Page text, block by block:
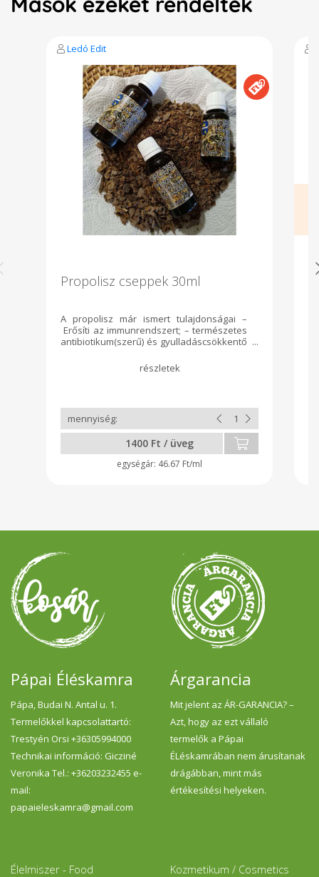
Ledó Edit
Propolisz cseppek 30ml
A propolisz már ismert tulajdonságai –
Erősíti az immunrendszert; – természetes
antibiotikum(szerű) és gyulladáscsökkentő
allergikus jellegű asztma esetében. – Vírus,
baktérium és gombaölő, – használatos
rugalmasságát; – segít megfázásos
megbetegedések esetében; –
vérnyomáscsökkentő hatású, valamint –
használják még fekélyek, vérkeringési és
szívbetegségek kiegészítő kezelésére is,
valamint – sebgyógyításra, reumatikus
1400 Ft / üveg
46.67 Ft/ml
Pápai Éléskamra
Pápa, Budai N. Antal u. 1.
Termelőkkel kapcsolattartó:
Trestyén Orsi +36305994000
Technikai információ: Gicziné
Veronika Tel.: +36203232455 e-
mail:
papaieleskamra@gmail.com
Árgarancia
Mit jelent az ÁR-GARANCIA? –
Azt, hogy az ezt vállaló
termelők a Pápai
ÉLéskamrában nem árusítanak
drágábban, mint más
értékesítési helyeken.
Élelmiszer - Food
Kozmetikum / Cosmetics